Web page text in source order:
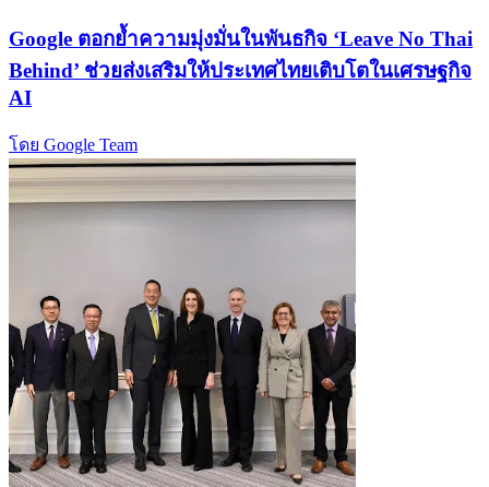
Google ตอกย้ำความมุ่งมั่นในพันธกิจ ‘Leave No Thai
Behind’ ช่วยส่งเสริมให้ประเทศไทยเติบโตในเศรษฐกิจ
AI
โดย Google Team